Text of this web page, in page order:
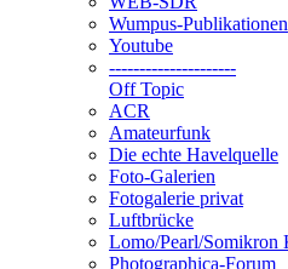
Wumpus-Publikationen
Youtube
---------------------
Off Topic
ACR
Amateurfunk
Die echte Havelquelle
Foto-Galerien
Fotogalerie privat
Luftbrücke
Lomo/Pearl/Somikron
Photographica-Forum